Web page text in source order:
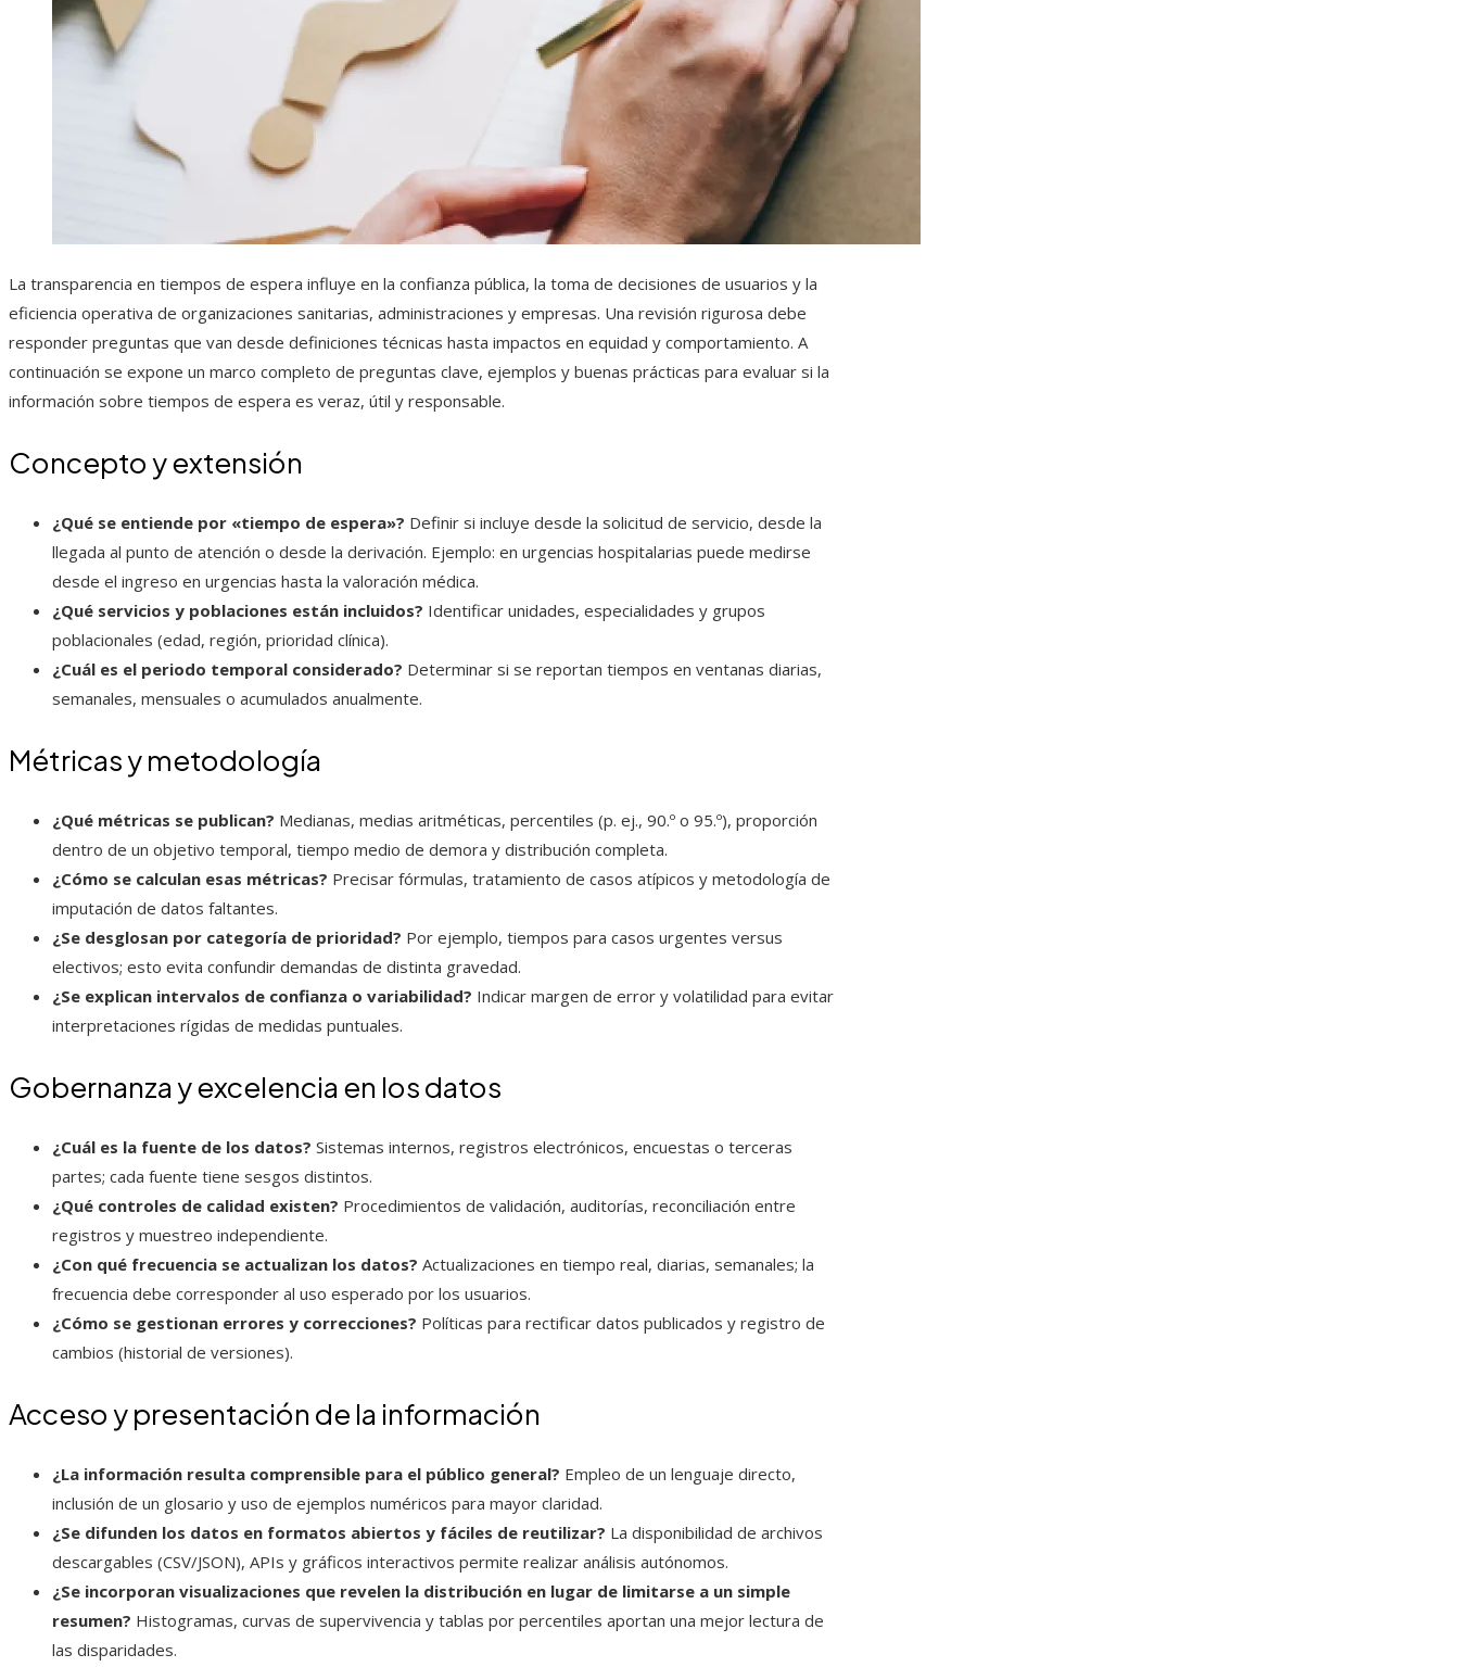
La transparencia en tiempos de espera influye en la confianza pública, la toma de decisiones de usuarios y la
eficiencia operativa de organizaciones sanitarias, administraciones y empresas. Una revisión rigurosa debe
responder preguntas que van desde definiciones técnicas hasta impactos en equidad y comportamiento. A
continuación se expone un marco completo de preguntas clave, ejemplos y buenas prácticas para evaluar si la
información sobre tiempos de espera es veraz, útil y responsable.
Concepto y extensión
¿Qué se entiende por «tiempo de espera»? Definir si incluye desde la solicitud de servicio, desde la
llegada al punto de atención o desde la derivación. Ejemplo: en urgencias hospitalarias puede medirse
desde el ingreso en urgencias hasta la valoración médica.
¿Qué servicios y poblaciones están incluidos? Identificar unidades, especialidades y grupos
poblacionales (edad, región, prioridad clínica).
¿Cuál es el periodo temporal considerado? Determinar si se reportan tiempos en ventanas diarias,
semanales, mensuales o acumulados anualmente.
Métricas y metodología
¿Qué métricas se publican? Medianas, medias aritméticas, percentiles (p. ej., 90.º o 95.º), proporción
dentro de un objetivo temporal, tiempo medio de demora y distribución completa.
¿Cómo se calculan esas métricas? Precisar fórmulas, tratamiento de casos atípicos y metodología de
imputación de datos faltantes.
¿Se desglosan por categoría de prioridad? Por ejemplo, tiempos para casos urgentes versus
electivos; esto evita confundir demandas de distinta gravedad.
¿Se explican intervalos de confianza o variabilidad? Indicar margen de error y volatilidad para evitar
interpretaciones rígidas de medidas puntuales.
Gobernanza y excelencia en los datos
¿Cuál es la fuente de los datos? Sistemas internos, registros electrónicos, encuestas o terceras
partes; cada fuente tiene sesgos distintos.
¿Qué controles de calidad existen? Procedimientos de validación, auditorías, reconciliación entre
registros y muestreo independiente.
¿Con qué frecuencia se actualizan los datos? Actualizaciones en tiempo real, diarias, semanales; la
frecuencia debe corresponder al uso esperado por los usuarios.
¿Cómo se gestionan errores y correcciones? Políticas para rectificar datos publicados y registro de
cambios (historial de versiones).
Acceso y presentación de la información
¿La información resulta comprensible para el público general? Empleo de un lenguaje directo,
inclusión de un glosario y uso de ejemplos numéricos para mayor claridad.
¿Se difunden los datos en formatos abiertos y fáciles de reutilizar? La disponibilidad de archivos
descargables (CSV/JSON), APIs y gráficos interactivos permite realizar análisis autónomos.
¿Se incorporan visualizaciones que revelen la distribución en lugar de limitarse a un simple
resumen? Histogramas, curvas de supervivencia y tablas por percentiles aportan una mejor lectura de
las disparidades.